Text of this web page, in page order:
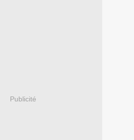
Publicité